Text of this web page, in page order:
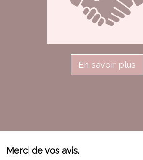
En savoir plus
Merci de vos avis.